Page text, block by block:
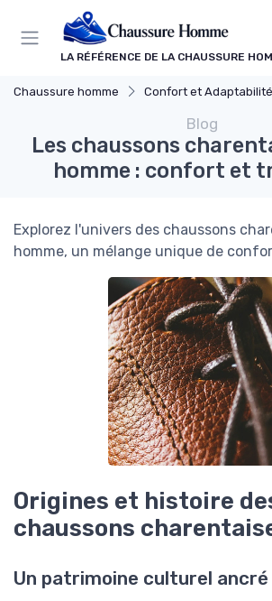
LA RÉFÉRENCE DE LA CHAUSSURE
Chaussure homme Confort et Adaptabilité
Blog
Les chaussons
homme : confort et
Explorez l'univers des chaussons
homme, un mélange unique de
Origines et histoire
chaussons
Un patrimoine culturel ancré
Panneau de gestion des cookies